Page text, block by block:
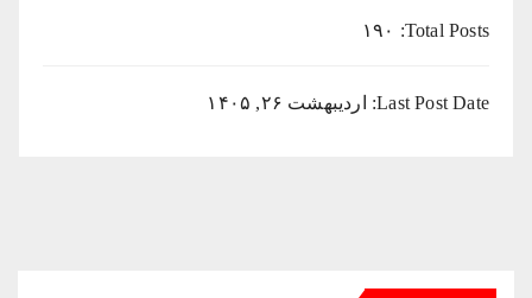
Total Posts: ۱۹۰
Last Post Date: اردیبهشت ۲۶, ۱۴۰۵